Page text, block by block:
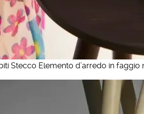
Stecco Elemento d’arredo in